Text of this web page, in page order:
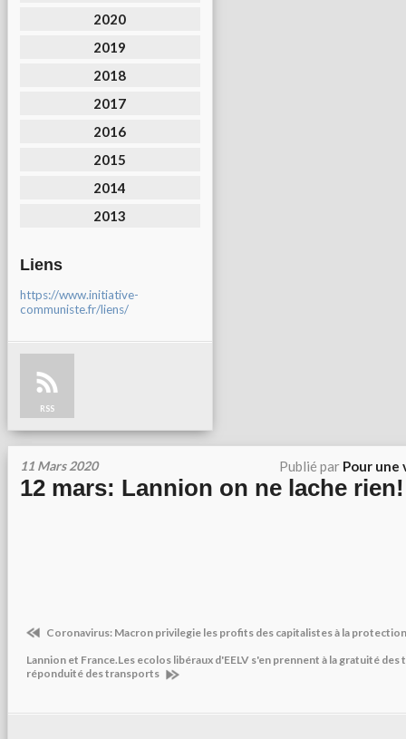
2020
2019
2018
2017
2016
2015
2014
2013
Liens
https://www.initiative-
communiste.fr/liens/
RSS
11 Mars 2020 Publié par Pour une
12 mars: Lannion on ne lache rien!
Coronavirus: Macron privilegie les profits des capitalistes à la
Lannion et France.Les ecolos libéraux d'EELV s'en prennent à la gratuité
réponduité des transports